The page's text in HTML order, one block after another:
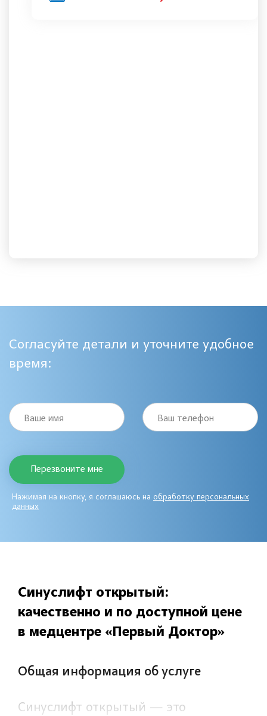
Согласуйте детали и уточните удобное
время:
Ваше имя Ваш телефон
Нажимая на кнопку, я соглашаюсь на обработку персональных
данных
Синуслифт открытый:
качественно и по доступной цене
в медцентре «Первый Доктор»
Общая информация об услуге
Синуслифт открытый — это